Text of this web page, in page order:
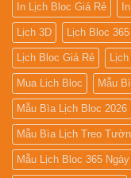
In Lịch Bloc Giá Rẻ
Lịch 3D Lịch Bloc
Lịch Bloc Giá Rẻ
Mua Lich Bloc Mẫu
Mẫu Bìa Lịch Bloc 2026
Mẫu Bìa Lịch Treo
Mẫu Lịch Bloc 365 Ngày